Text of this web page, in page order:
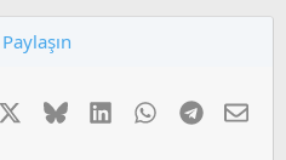
O
BlueskyLinkedInWhatsApp
Telegram
E-